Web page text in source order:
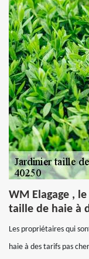
WM Elagage ,
taille de haie à
Les propriétaires qui
haie à des tarifs pas